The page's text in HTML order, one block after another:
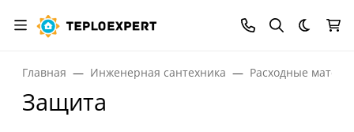
Темная
Главная Инженерная сантехника Расходные
Защита